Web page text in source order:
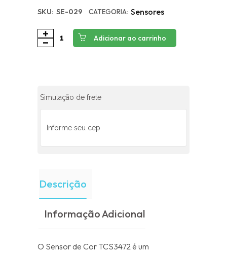
SKU: SE-029 CATEGORIA: Sensores
Adicionar ao carrinho
Simulação de frete
Descrição
Informação Adicional
O Sensor de Cor TCS3472 é um